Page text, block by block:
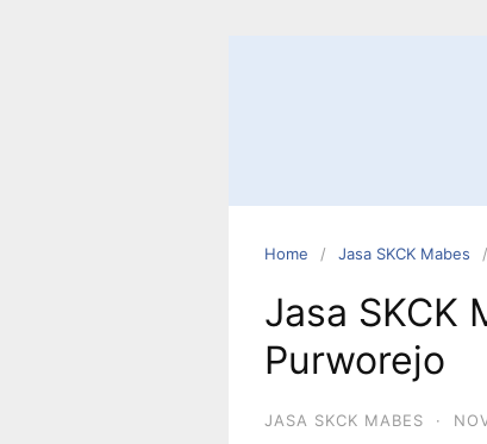
Home Jasa SKCK Mabes
Jasa SKCK
Purworejo
JASA SKCK MABES ·